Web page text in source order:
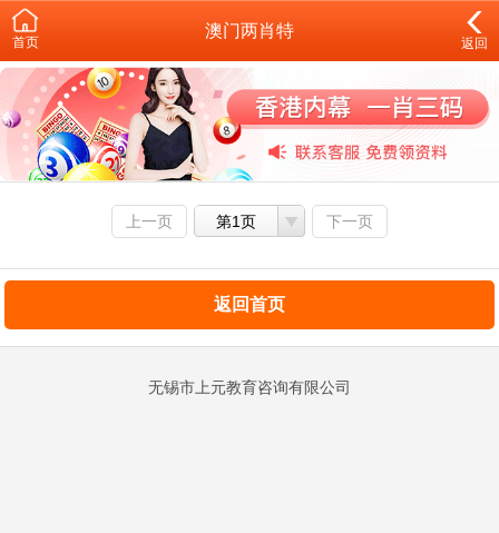
首页
澳门两肖特
返回
上一页 第1页 下一页
返回首页
无锡市上元教育咨询有限公司